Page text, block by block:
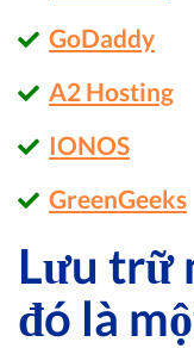
GoDaddy
A2 Hosting
IONOS
GreenGeeks
Lưu trữ
đó là